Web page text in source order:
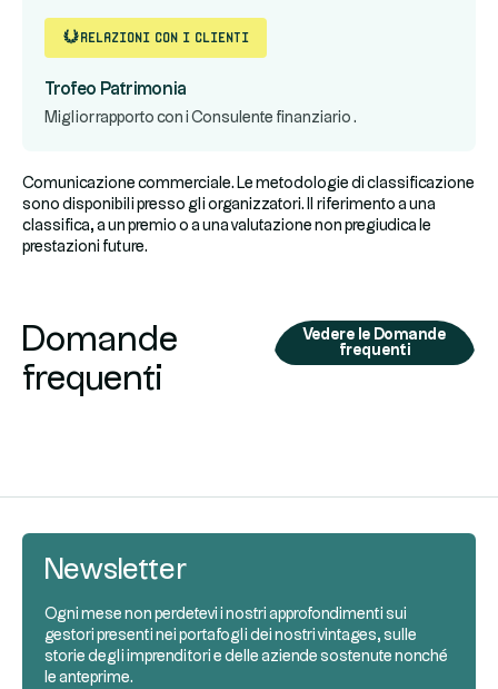
relazioni con i clienti
Trofeo Patrimonia
Miglior rapporto con i Consulente finanziario .
Comunicazione commerciale. Le metodologie di classificazione
sono disponibili presso gli organizzatori. Il riferimento a una
classifica, a un premio o a una valutazione non pregiudica le
prestazioni future.
Domande
frequenti
Vedere le Domande
frequenti
Newsletter
Ogni mese non perdetevi i nostri approfondimenti sui
gestori presenti nei portafogli dei nostri vintages, sulle
storie degli imprenditori e delle aziende sostenute nonché
le anteprime.